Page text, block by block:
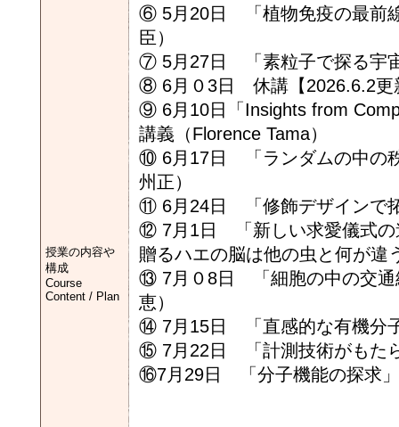
授業の内容や
構成
Course
Content / Plan
⑥ 5月20日 「植物免疫の最前
臣）
⑦ 5月27日 「素粒子で探る宇
⑧ 6月０3日 休講【2026.6.2更
⑨ 6月10日「Insights from
講義（Florence Tama）
⑩ 6月17日 「ランダムの中の
州正）
⑪ 6月24日 「修飾デザインで
⑫ 7月1日 「新しい求愛儀式の
贈るハエの脳は他の虫と何が違
⑬ 7月０8日 「細胞の中の交
恵）
⑭ 7月15日 「直感的な有機分
⑮ 7月22日 「計測技術がもた
⑯7月29日 「分子機能の探求